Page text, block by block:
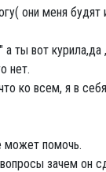
они меня
ты вот
нет.
ко всем, я в
может помочь.
зачем он